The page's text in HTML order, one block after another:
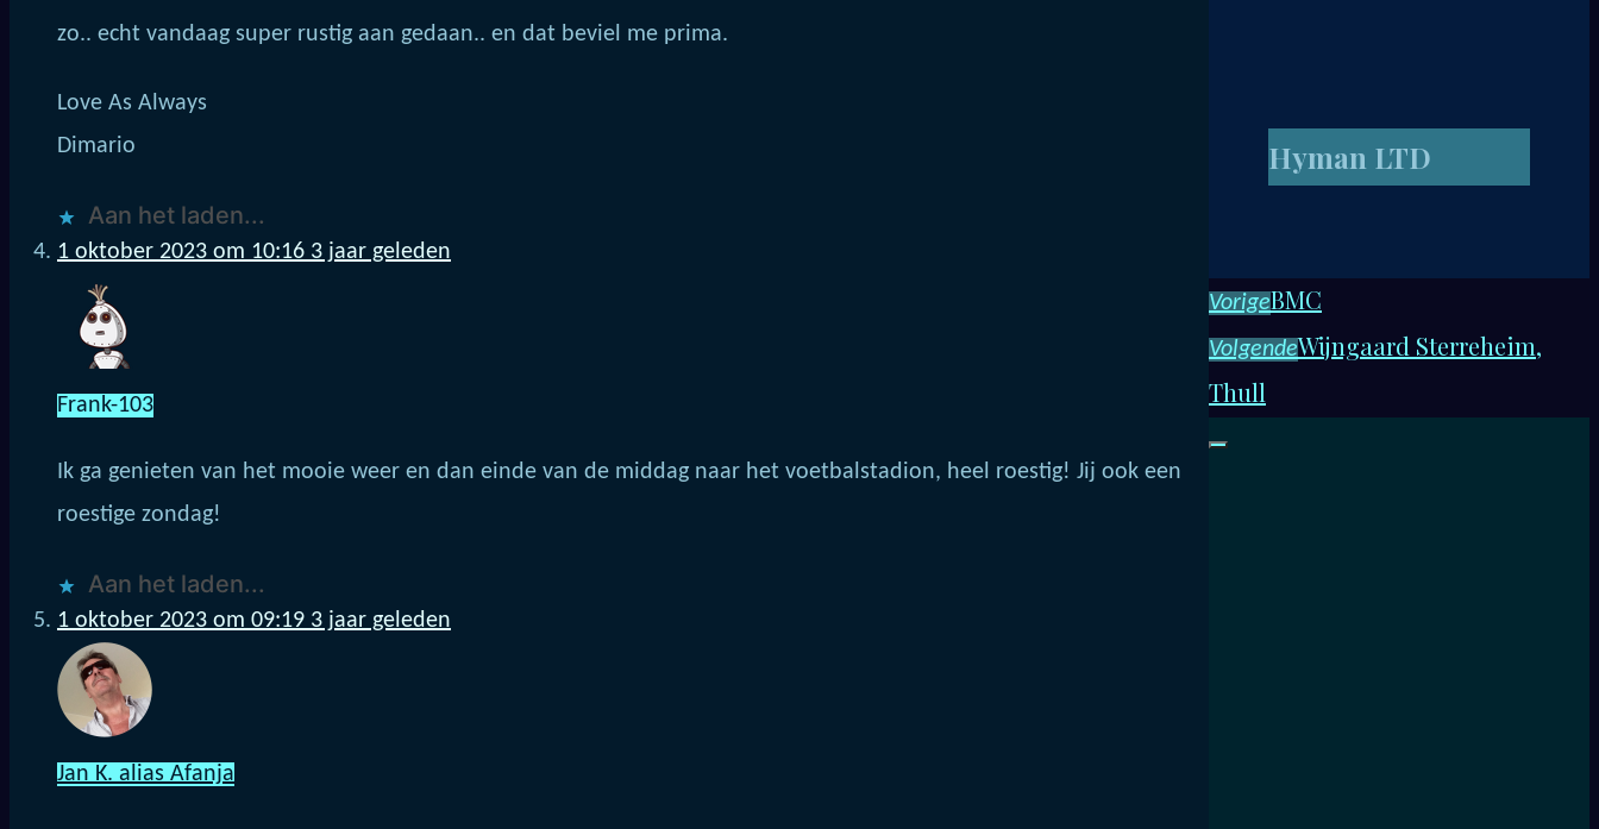
zo.. echt vandaag super rustig aan gedaan.. en dat beviel me prima.
Love As Always
Dimario
Aan het laden...
1 oktober 2023 om 10:16 3 jaar geleden
Frank-103
Ik ga genieten van het mooie weer en dan einde van de middag naar het voetbalstadion, heel roestig! Jij ook een
roestige zondag!
Aan het laden...
1 oktober 2023 om 09:19 3 jaar geleden
Jan K. alias Afanja
Hyman LTD
VorigeBMC
VolgendeWijngaard Sterreheim,
Thull